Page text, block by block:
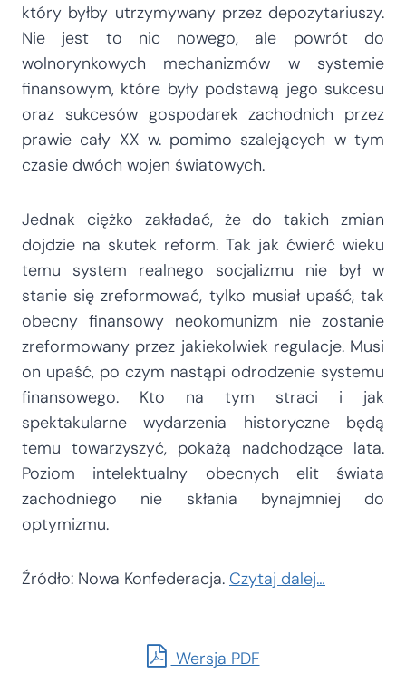
który byłby utrzymywany przez depozytariuszy.
Nie jest to nic nowego, ale powrót do
wolnorynkowych mechanizmów w systemie
finansowym, które były podstawą jego sukcesu
oraz sukcesów gospodarek zachodnich przez
prawie cały XX w. pomimo szalejących w tym
czasie dwóch wojen światowych.
Jednak ciężko zakładać, że do takich zmian
dojdzie na skutek reform. Tak jak ćwierć wieku
temu system realnego socjalizmu nie był w
stanie się zreformować, tylko musiał upaść, tak
obecny finansowy neokomunizm nie zostanie
zreformowany przez jakiekolwiek regulacje. Musi
on upaść, po czym nastąpi odrodzenie systemu
finansowego. Kto na tym straci i jak
spektakularne wydarzenia historyczne będą
temu towarzyszyć, pokażą nadchodzące lata.
Poziom intelektualny obecnych elit świata
zachodniego nie skłania bynajmniej do
optymizmu.
Źródło: Nowa Konfederacja. Czytaj dalej…
Wersja PDF